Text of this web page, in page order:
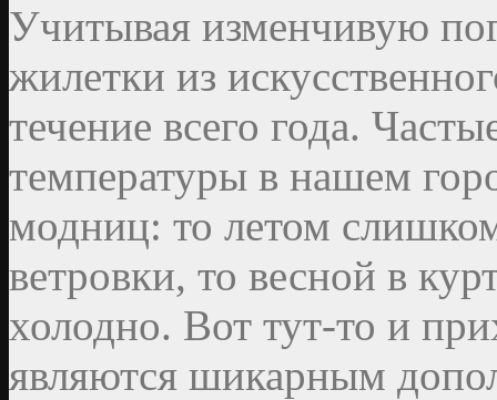
Учитывая изменчивую
жилетки из
течение всего года.
температуры в нашем
модниц: то летом
ветровки, то весной в
холодно. Вот тут-то и
являются шикарным